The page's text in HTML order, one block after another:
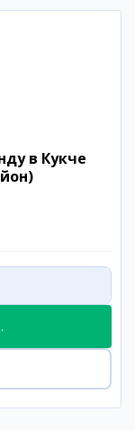
в Кукче